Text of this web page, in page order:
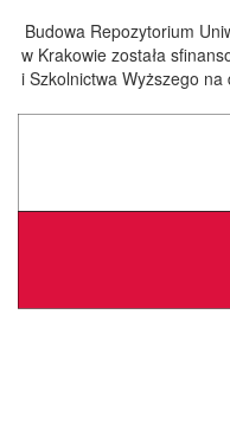
Budowa Repozytorium
w Krakowie została
i Szkolnictwa Wyższego